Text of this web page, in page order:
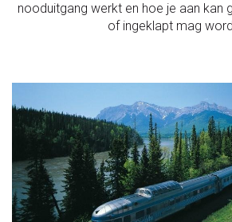
nooduitgang werkt en hoe je aan kan
of ingeklapt mag